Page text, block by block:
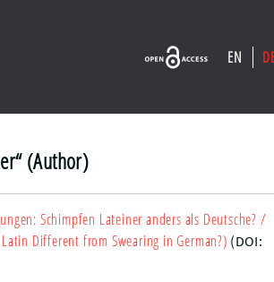
EN
(Author)
Schimpfen Lateiner anders als Deutsche? /
Different from Swearing in German?) (DOI: